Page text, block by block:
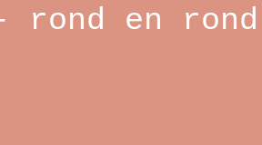
rond en rond